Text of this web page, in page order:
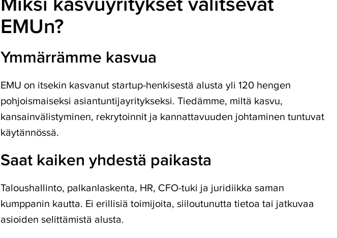
EMUn?
Ymmärrämme kasvua
EMU on itsekin kasvanut startup-henkisestä alusta yli 120 hengen
pohjoismaiseksi asiantuntijayritykseksi. Tiedämme, miltä kasvu,
kansainvälistyminen, rekrytoinnit ja kannattavuuden johtaminen tuntuvat
käytännössä.
Saat kaiken yhdestä paikasta
Taloushallinto, palkanlaskenta, HR, CFO-tuki ja juridiikka saman
kumppanin kautta. Ei erillisiä toimijoita, siiloutunutta tietoa tai jatkuvaa
asioiden selittämistä alusta.